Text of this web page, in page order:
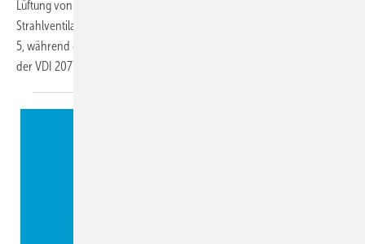
Lüftung von Gebäuden thematisiert. Der Effizienzklassifizierung von
Strahlventilatoren widmet sich der Entwurf der DIN EN ISO 12759 Blatt
5, während die Verbrauchskostenerfassung für RLT-Anlagen Thema
der VDI 2077 Blatt 4